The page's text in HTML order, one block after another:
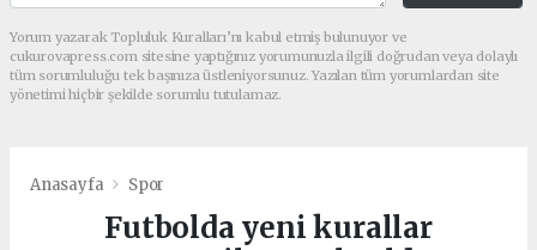
Yorum yazarak Topluluk Kuralları’nı kabul etmiş bulunuyor ve
cukurovapress.com sitesine yaptığınız yorumunuzla ilgili doğrudan veya dolaylı
tüm sorumluluğu tek başınıza üstleniyorsunuz. Yazılan tüm yorumlardan site
yönetimi hiçbir şekilde sorumlu tutulamaz.
Anasayfa Spor
Futbolda yeni kurallar